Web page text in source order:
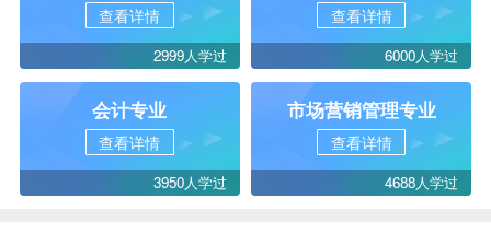
查看详情
2999人学过
查看详情
6000人学过
会计专业
查看详情
3950人学过
市场营销管理专业
查看详情
4688人学过